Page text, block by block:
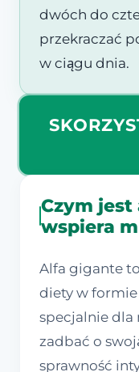
dwóch do
przekraczać
w ciągu dnia.
Czym
wspiera
Alfa gigante
diety w formie
specjalnie dla
zadbać o
sprawność